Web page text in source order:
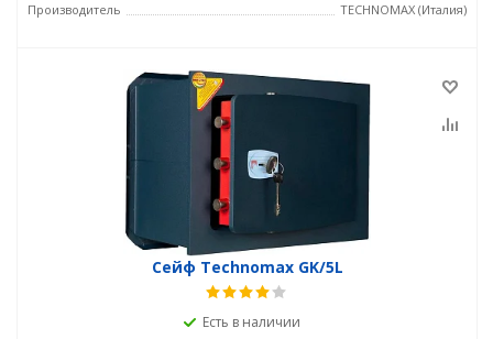
Производитель
TECHNOMAX (Италия)
Сейф Technomax GK/5L
Есть в наличии